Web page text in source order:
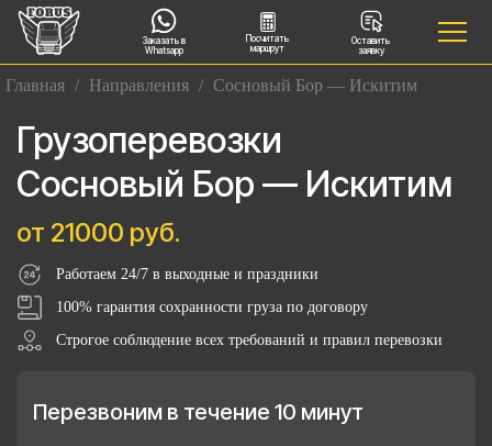
Заказать в
Whatsapp
Посчитать
маршрут
Оставить
заявку
Главная / Направления / Сосновый Бор — Искитим
Грузоперевозки
Сосновый Бор — Искитим
от 21000 руб.
Работаем 24/7 в выходные и праздники
100% гарантия сохранности груза по договору
Строгое соблюдение всех требований и правил перевозки
Перезвоним в течение 10 минут